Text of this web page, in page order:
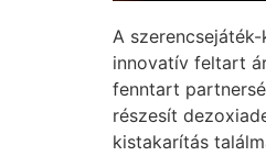
A
innovatív feltart
fenntart
részesít
kistakarítás